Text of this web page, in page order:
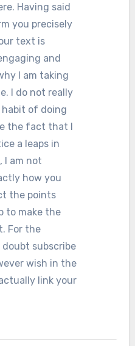
Having said
you precisely
text is
and
I am taking
I do not really
habit of doing
the fact that I
a leaps in
I am not
how you
the points
to make the
For the
subscribe
wish in the
link your